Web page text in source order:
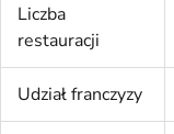
Liczba
restauracji
Udział franczyzy